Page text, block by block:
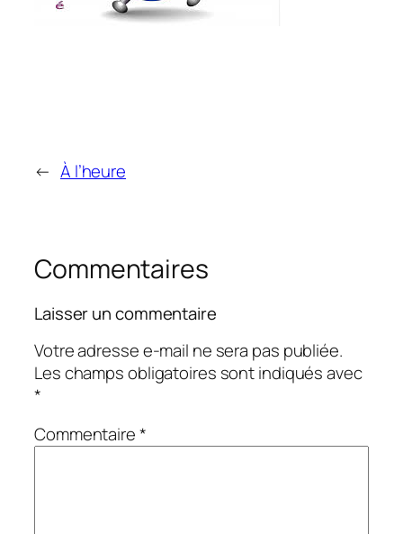
← À l’heure
Commentaires
Laisser un commentaire
Votre adresse e-mail ne sera pas publiée.
Les champs obligatoires sont indiqués avec
*
Commentaire*